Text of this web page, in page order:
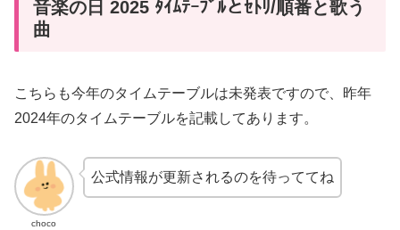
音楽の日 2025 ﾀｲﾑﾃｰﾌﾞﾙとｾﾄﾘ/順番と歌う
曲
こちらも今年のタイムテーブルは未発表ですので、昨年
2024年のタイムテーブルを記載してあります。
choco
公式情報が更新されるのを待っててね